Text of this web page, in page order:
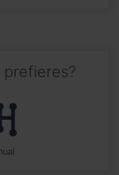
prefieres?